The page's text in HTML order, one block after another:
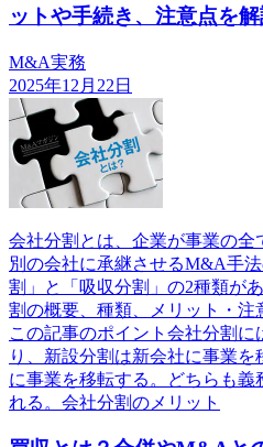
ットや手続き、注意点を
M&A実務
2025年12月22日
会社分割とは、企業が事業の全
別の会社に承継させるM&A手
割」と「吸収分割」の2種類が
割の概要、種類、メリット・注
この記事のポイント会社分割
り、新設分割は新会社に事業
に事業を移転する。どちらも
れる。会社分割のメリット